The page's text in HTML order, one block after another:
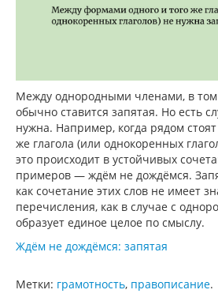
Между однородными членами, в том
обычно ставится запятая. Но есть
нужна. Например, когда рядом
же глагола (или однокоренных
это происходит в устойчивых
примеров — ждём не дождёмся.
как сочетание этих слов не имеет
перечисления, как в случае с
образует единое целое по смыслу.
Ждём не дождёмся: запятая
Метки: грамотность, правописание.